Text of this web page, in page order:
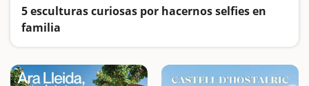
5 esculturas curiosas por hacernos selfies en
familia